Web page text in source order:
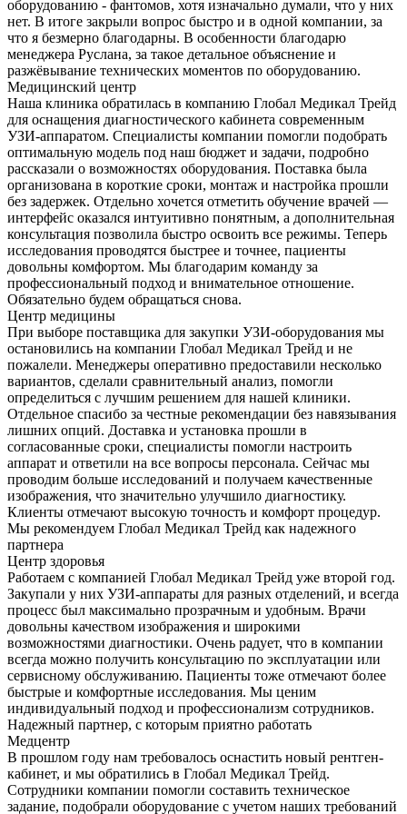
оборудованию - фантомов, хотя изначально думали, что у них
нет. В итоге закрыли вопрос быстро и в одной компании, за
что я безмерно благодарны. В особенности благодарю
менеджера Руслана, за такое детальное объяснение и
разжёвывание технических моментов по оборудованию.
Медицинский центр
Наша клиника обратилась в компанию Глобал Медикал Трейд
для оснащения диагностического кабинета современным
УЗИ-аппаратом. Специалисты компании помогли подобрать
оптимальную модель под наш бюджет и задачи, подробно
рассказали о возможностях оборудования. Поставка была
организована в короткие сроки, монтаж и настройка прошли
без задержек. Отдельно хочется отметить обучение врачей —
интерфейс оказался интуитивно понятным, а дополнительная
консультация позволила быстро освоить все режимы. Теперь
исследования проводятся быстрее и точнее, пациенты
довольны комфортом. Мы благодарим команду за
профессиональный подход и внимательное отношение.
Обязательно будем обращаться снова.
Центр медицины
При выборе поставщика для закупки УЗИ-оборудования мы
остановились на компании Глобал Медикал Трейд и не
пожалели. Менеджеры оперативно предоставили несколько
вариантов, сделали сравнительный анализ, помогли
определиться с лучшим решением для нашей клиники.
Отдельное спасибо за честные рекомендации без навязывания
лишних опций. Доставка и установка прошли в
согласованные сроки, специалисты помогли настроить
аппарат и ответили на все вопросы персонала. Сейчас мы
проводим больше исследований и получаем качественные
изображения, что значительно улучшило диагностику.
Клиенты отмечают высокую точность и комфорт процедур.
Мы рекомендуем Глобал Медикал Трейд как надежного
партнера
Центр здоровья
Работаем с компанией Глобал Медикал Трейд уже второй год.
Закупали у них УЗИ-аппараты для разных отделений, и всегда
процесс был максимально прозрачным и удобным. Врачи
довольны качеством изображения и широкими
возможностями диагностики. Очень радует, что в компании
всегда можно получить консультацию по эксплуатации или
сервисному обслуживанию. Пациенты тоже отмечают более
быстрые и комфортные исследования. Мы ценим
индивидуальный подход и профессионализм сотрудников.
Надежный партнер, с которым приятно работать
Медцентр
В прошлом году нам требовалось оснастить новый рентген-
кабинет, и мы обратились в Глобал Медикал Трейд.
Сотрудники компании помогли составить техническое
задание, подобрали оборудование с учетом наших требований